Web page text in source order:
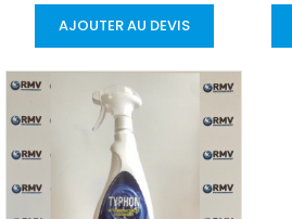
AJOUTER AU DEVIS